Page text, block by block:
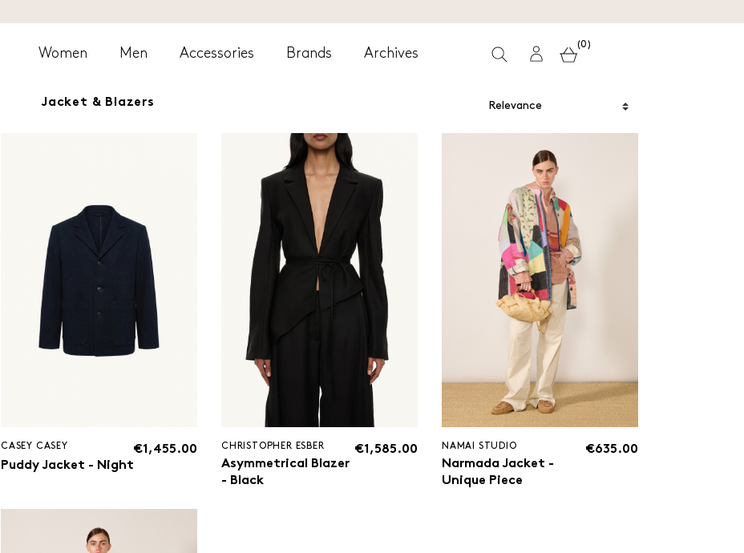
Women Men Accessories Brands Archives
(0)
Jacket & Blazers
CASEY CASEY
Puddy Jacket - Night
€1,455.00 CHRISTOPHER ESBER
Asymmetrical Blazer
- Black
€1,585.00 NAMAI STUDIO
Narmada Jacket -
Unique Piece
€635.00